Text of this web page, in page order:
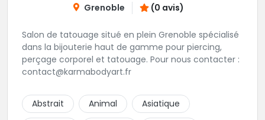
Grenoble (0 avis)
Salon de tatouage situé en plein Grenoble spécialisé
dans la bijouterie haut de gamme pour piercing,
perçage corporel et tatouage. Pour nous contacter :
contact@karmabodyart.fr
Abstrait Animal
Asiatique